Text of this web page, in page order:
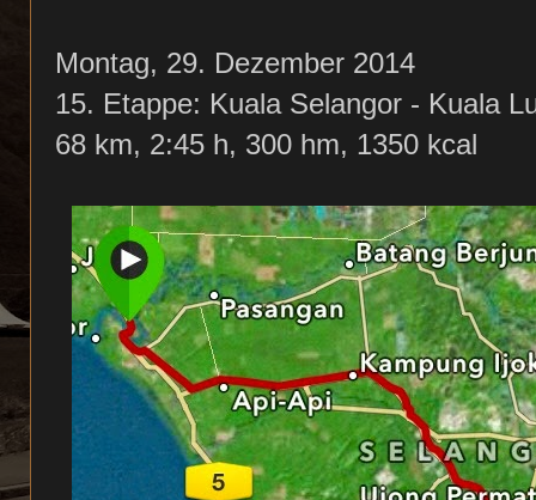
Montag, 29. Dezember 2014
15. Etappe: Kuala Selangor - Kuala
68 km, 2:45 h, 300 hm, 1350 kcal